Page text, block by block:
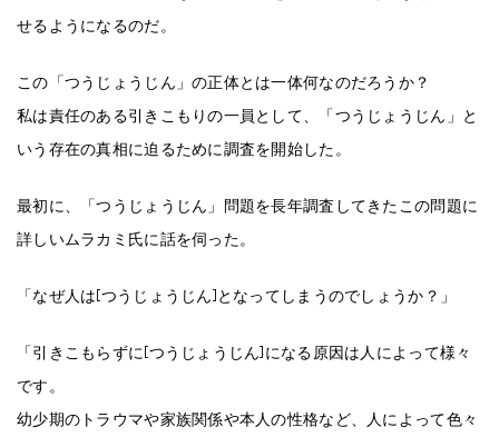
せるようになるのだ。
この「つうじょうじん」の正体とは一体何なのだろうか？
私は責任のある引きこもりの一員として、「つうじょうじん」と
いう存在の真相に迫るために調査を開始した。
最初に、「つうじょうじん」問題を長年調査してきたこの問題に
詳しいムラカミ氏に話を伺った。
「なぜ人は[つうじょうじん]となってしまうのでしょうか？」
「引きこもらずに[つうじょうじん]になる原因は人によって様々
です。
幼少期のトラウマや家族関係や本人の性格など、人によって色々